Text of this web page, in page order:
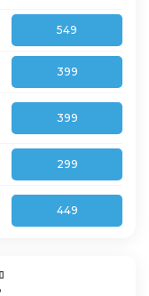
549
399
399
299
449